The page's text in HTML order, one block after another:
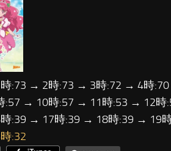
:73 → 2時:73 → 3時:72 → 4時
:57 → 10時:57 → 11時:53 → 12
:39 → 17時:39 → 18時:39 → 19
:32